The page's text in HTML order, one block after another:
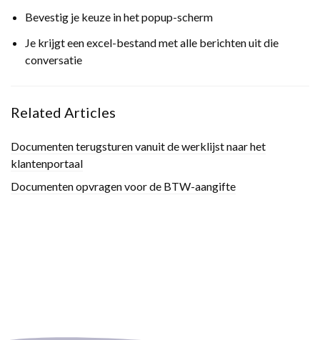
Bevestig je keuze in het popup-scherm
Je krijgt een excel-bestand met alle berichten uit die
conversatie
Related Articles
Documenten terugsturen vanuit de werklijst naar het
klantenportaal
Documenten opvragen voor de BTW-aangifte